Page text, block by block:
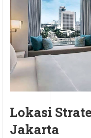
Lokasi
Jakarta